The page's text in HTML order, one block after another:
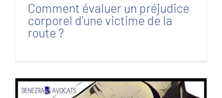
Comment évaluer un préjudice
corporel d’une victime de la
route ?